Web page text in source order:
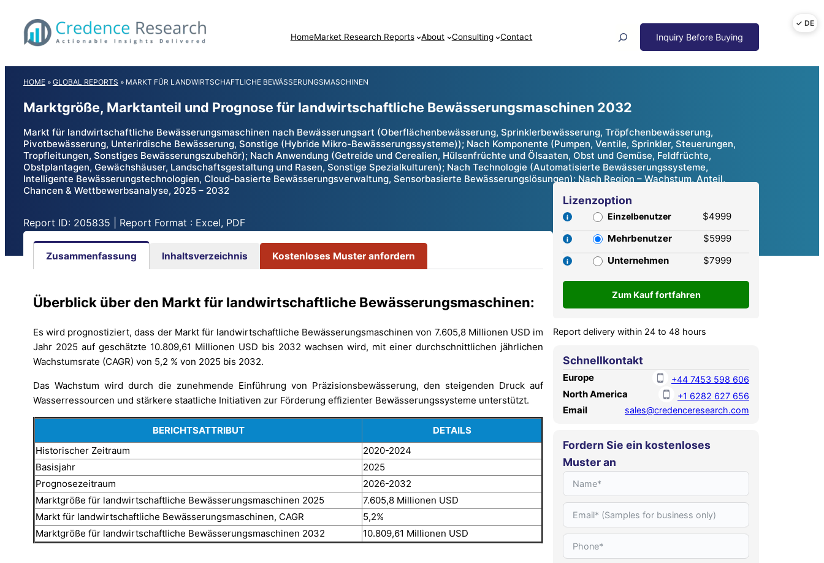
content
HomeMarket Research Reports About Consulting Contact
HOME » GLOBAL REPORTS » MARKT FÜR LANDWIRTSCHAFTLICHE BEWÄSSERUNGSMASCHINEN
Marktgröße, Marktanteil und Prognose für landwirtschaftliche Bewässerungsmaschinen 2032
Markt für landwirtschaftliche Bewässerungsmaschinen nach Bewässerungsart (Oberflächenbewässerung, Sprinklerbewässerung, Tröpfchenbewässerung,
Pivotbewässerung, Unterirdische Bewässerung, Sonstige (Hybride Mikro-Bewässerungssysteme)); Nach Komponente (Pumpen, Ventile, Sprinkler, Steuerungen,
Tropfleitungen, Sonstiges Bewässerungszubehör); Nach Anwendung (Getreide und Cerealien, Hülsenfrüchte und Ölsaaten, Obst und Gemüse, Feldfrüchte,
Obstplantagen, Gewächshäuser, Landschaftsgestaltung und Rasen, Sonstige Spezialkulturen); Nach Technologie (Automatisierte Bewässerungssysteme,
Intelligente Bewässerungstechnologien, Cloud-basierte Bewässerungsverwaltung, Sensorbasierte Bewässerungslösungen); Nach Region – Wachstum, Anteil,
Chancen & Wettbewerbsanalyse, 2025 – 2032
Report ID: 205835 | Report Format : Excel, PDF
Zusammenfassung Inhaltsverzeichnis Kostenloses Muster anfordern
Überblick über den Markt für landwirtschaftliche Bewässerungsmaschinen:
Es wird prognostiziert, dass der Markt für landwirtschaftliche Bewässerungsmaschinen von 7.605,8 Millionen USD im
Jahr 2025 auf geschätzte 10.809,61 Millionen USD bis 2032 wachsen wird, mit einer durchschnittlichen jährlichen
Wachstumsrate (CAGR) von 5,2 % von 2025 bis 2032.
Das Wachstum wird durch die zunehmende Einführung von Präzisionsbewässerung, den steigenden Druck auf
Wasserressourcen und stärkere staatliche Initiativen zur Förderung effizienter Bewässerungssysteme unterstützt.
BERICHTSATTRIBUT
DETAILS
Historischer Zeitraum
2020-2024
Basisjahr
2025
Prognosezeitraum
2026-2032
Marktgröße für landwirtschaftliche Bewässerungsmaschinen 2025
7.605,8 Millionen USD
Markt für landwirtschaftliche Bewässerungsmaschinen, CAGR
5,2%
Marktgröße für landwirtschaftliche Bewässerungsmaschinen 2032
10.809,61 Millionen USD
Lizenzoption
Einzelbenutzer
$4999
Mehrbenutzer
$5999
Unternehmen
$7999
Report delivery within 24 to 48 hours
Schnellkontakt
Europe +44 7453 598 606
North America +1 6282 627 656
Email sales@credenceresearch.com
Fordern Sie ein kostenloses
Muster an